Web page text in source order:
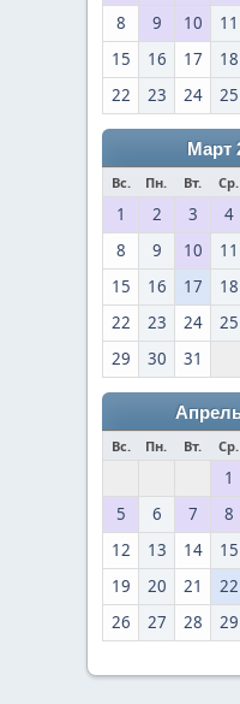
8
9 10 11
15
16 17 18
22
23 24 25
Март
Вс. Пн. Вт. Ср.
1 2 3 4
8
9 10 11
15
16 17 18
22
23 24 25
29
30 31
Вс. Пн. Вт. Ср.
1
5
6 7 8
12
13 14 15
19
20 21 22
26
27 28 29